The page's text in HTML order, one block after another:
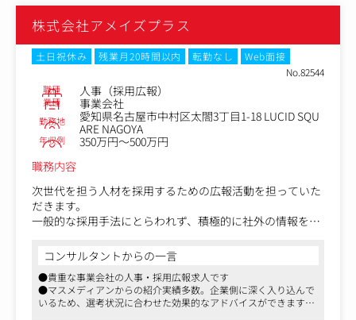
・メディア（新聞、雑誌、テレビ、業界紙など）とのリレ
ーション構築
・取材対応
・社内関連部署（営業、研究開発、生産など）からの意見
収集、調整業務 など
株式会社アメイズプラス
土日祝休み 残業月20時間以内 転勤なし
Web面接
No.82544
職種 人事（採用広報）
業種 事業会社
勤務地
愛知県名古屋市中村区太閤3丁目1-18 LUCID SQU
ARE NAGOYA
年収例
350万円～500万円
職務内容
次世代を担う人材を採用するための広報活動を担っていた
だきます。
一般的な採用手法にとらわれず、積極的に社外の情報を活
入社後は主に採用媒体やSNS、セミナーの企画・運営をお
任せする予定です。
〈具体的には〉
・採用計画の企画・立案
コンサルタントからの一言
●貴重な事業会社の人事・採用広報求人です
●マスメディアンからの紹介実績多数。企業側に深く入り込んで
いるため、選考状況に合わせた効果的なアドバイスができます